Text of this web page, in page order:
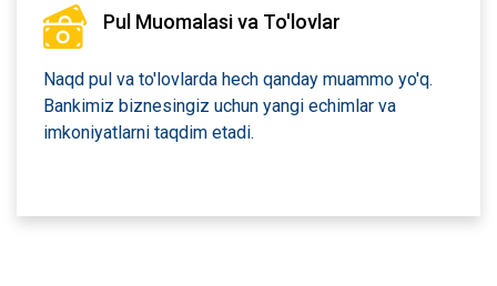
Pul Muomalasi va To'lovlar
Naqd pul va to'lovlarda hech qanday muammo yo'q.
Bankimiz biznesingiz uchun yangi echimlar va
imkoniyatlarni taqdim etadi.